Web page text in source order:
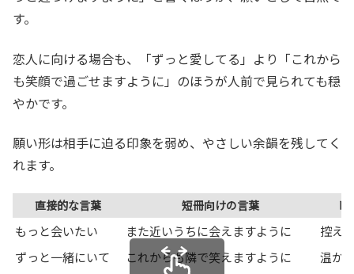
す。
恋人に向ける場合も、「ずっと愛してる」より「これから
も笑顔で過ごせますように」のほうが人前で見られても穏
やかです。
願い形は相手に迫る印象を弱め、やさしい余韻を残してく
れます。
直接的な言葉 短冊向けの言葉 印
もっと会いたい また近いうちに会えますように
控え
ずっと一緒にいて
これからも隣で笑えますように
温か